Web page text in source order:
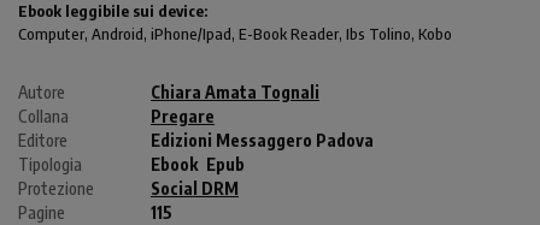
Ebook leggibile sui device:
Computer, Android, iPhone/Ipad, E-Book Reader, Ibs Tolino, Kobo
Autore
Chiara Amata Tognali
Collana
Pregare
Editore
Edizioni Messaggero Padova
Tipologia
Ebook Epub
Protezione
Social DRM
Pagine
115